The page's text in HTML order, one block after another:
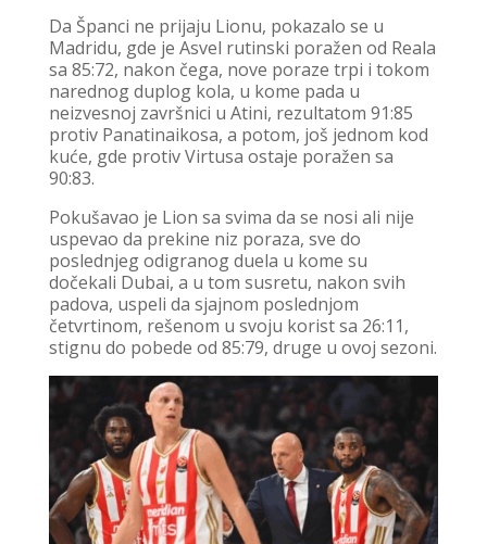
Da Španci ne prijaju Lionu, pokazalo se u
Madridu, gde je Asvel rutinski poražen od Reala
sa 85:72, nakon čega, nove poraze trpi i tokom
narednog duplog kola, u kome pada u
neizvesnoj završnici u Atini, rezultatom 91:85
protiv Panatinaikosa, a potom, još jednom kod
kuće, gde protiv Virtusa ostaje poražen sa
90:83.
Pokušavao je Lion sa svima da se nosi ali nije
uspevao da prekine niz poraza, sve do
poslednjeg odigranog duela u kome su
dočekali Dubai, a u tom susretu, nakon svih
padova, uspeli da sjajnom poslednjom
četvrtinom, rešenom u svoju korist sa 26:11,
stignu do pobede od 85:79, druge u ovoj sezoni.